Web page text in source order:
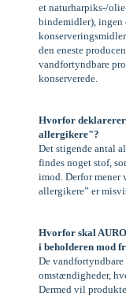
et naturharpiks-/
bindemidler), ingen
den eneste
vandfortyndbare
konserverede.
Hvorfor deklarerer
allergikere"?
Det stigende antal
findes noget stof,
imod. Derfor mener
allergikere” er
Hvorfor skal
i beholderen mod
De vandfortyndbare
omstændigheder,
Dermed vil